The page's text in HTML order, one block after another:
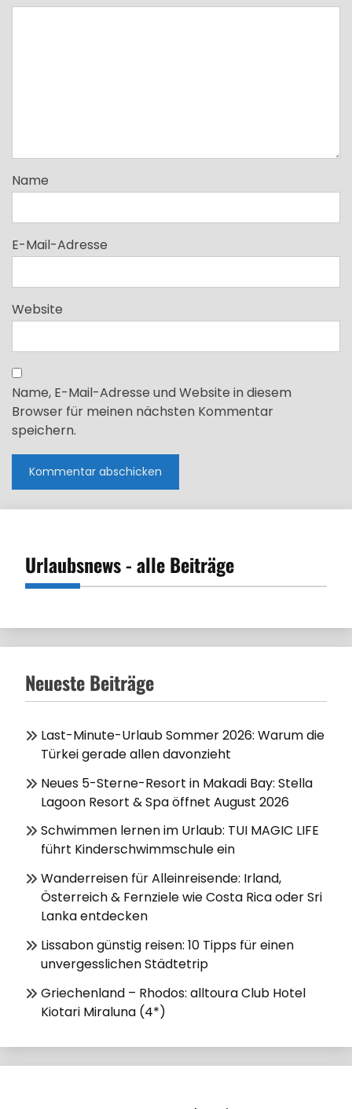
Name
E-Mail-Adresse
Website
Name, E-Mail-Adresse und Website in diesem
Browser für meinen nächsten Kommentar
speichern.
Urlaubsnews - alle Beiträge
Neueste Beiträge
Last-Minute-Urlaub Sommer 2026: Warum die
Türkei gerade allen davonzieht
Neues 5-Sterne-Resort in Makadi Bay: Stella
Lagoon Resort & Spa öffnet August 2026
Schwimmen lernen im Urlaub: TUI MAGIC LIFE
führt Kinderschwimmschule ein
Wanderreisen für Alleinreisende: Irland,
Österreich & Fernziele wie Costa Rica oder Sri
Lanka entdecken
Lissabon günstig reisen: 10 Tipps für einen
unvergesslichen Städtetrip
Griechenland – Rhodos: alltoura Club Hotel
Kiotari Miraluna (4*)